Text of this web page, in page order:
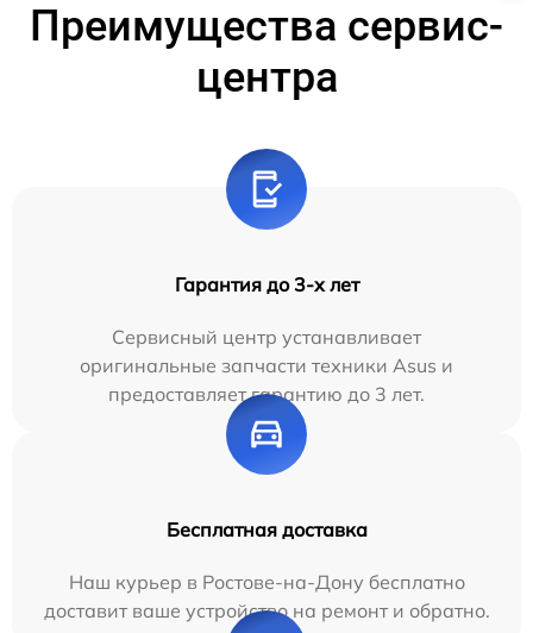
Преимущества сервис-
центра
Гарантия до 3-х лет
Сервисный центр устанавливает
оригинальные запчасти техники Asus и
предоставляет гарантию до 3 лет.
Бесплатная доставка
Наш курьер в Ростове-на-Дону бесплатно
доставит ваше устройство на ремонт и обратно.